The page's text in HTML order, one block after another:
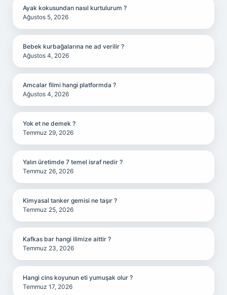
Ayak kokusundan nasıl kurtulurum ?
Ağustos 5, 2026
Bebek kurbağalarına ne ad verilir ?
Ağustos 4, 2026
Amcalar filmi hangi platformda ?
Ağustos 4, 2026
Yok et ne demek ?
Temmuz 29, 2026
Yalın üretimde 7 temel israf nedir ?
Temmuz 26, 2026
Kimyasal tanker gemisi ne taşır ?
Temmuz 25, 2026
Kafkas bar hangi ilimize aittir ?
Temmuz 23, 2026
Hangi cins koyunun eti yumuşak olur ?
Temmuz 17, 2026